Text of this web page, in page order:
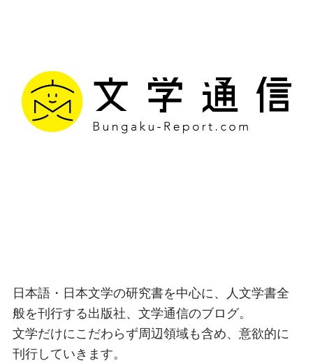
日本語・日本文学の研究書を中心に、人文学書全
般を刊行する出版社、文学通信のブログ。
文学だけにこだわらず周辺領域も含め、意欲的に
刊行していきます。